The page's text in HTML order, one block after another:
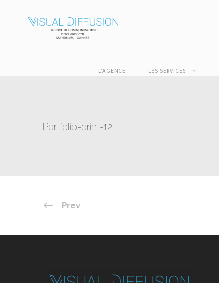
L’AGENCE LES SERVICES
Portfolio-print-12
Prev